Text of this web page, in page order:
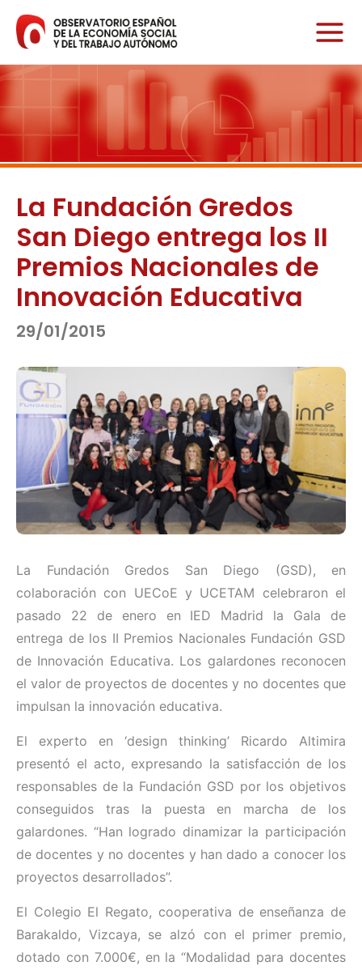
contenido
La Fundación Gredos
San Diego entrega los II
Premios Nacionales de
Innovación Educativa
29/01/2015
La Fundación Gredos San Diego (GSD), en
colaboración con UECoE y UCETAM celebraron el
pasado 22 de enero en IED Madrid la Gala de
entrega de los II Premios Nacionales Fundación GSD
de Innovación Educativa. Los galardones reconocen
el valor de proyectos de docentes y no docentes que
impulsan la innovación educativa.
El experto en ‘design thinking’ Ricardo Altimira
presentó el acto, expresando la satisfacción de los
responsables de la Fundación GSD por los objetivos
conseguidos tras la puesta en marcha de los
galardones. “Han logrado dinamizar la participación
de docentes y no docentes y han dado a conocer los
proyectos desarrollados”.
El Colegio El Regato, cooperativa de enseñanza de
Barakaldo, Vizcaya, se alzó con el primer premio,
dotado con 7.000€, en la “Modalidad para docentes